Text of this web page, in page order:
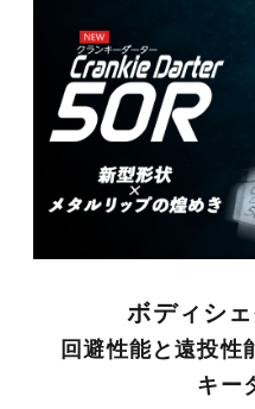
ボディシェ
回避性能と遠投性
キー